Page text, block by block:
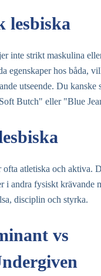
lesbiska
inte strikt maskulina
egenskaper hos båda,
utseende. Du kanske
Butch" eller "Blue
ofta atletiska och aktiva.
i andra fysiskt krävande
disciplin och styrka.
vs